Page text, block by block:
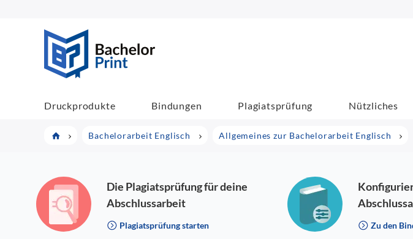
Druckprodukte Bindungen Plagiatsprüfung Nützliches
Bachelorarbeit Englisch Allgemeines zur Bachelorarbeit Englisch
Die Plagiatsprüfung für deine
Abschlussarbeit
Plagiatsprüfung starten Zu den